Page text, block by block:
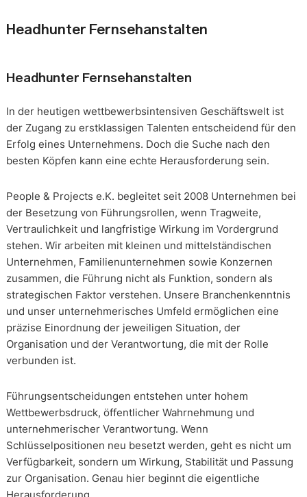
Headhunter Fernsehanstalten
Headhunter Fernsehanstalten
In der heutigen wettbewerbsintensiven Geschäftswelt ist
der Zugang zu erstklassigen Talenten entscheidend für den
Erfolg eines Unternehmens. Doch die Suche nach den
besten Köpfen kann eine echte Herausforderung sein.
People & Projects e.K. begleitet seit 2008 Unternehmen bei
der Besetzung von Führungsrollen, wenn Tragweite,
Vertraulichkeit und langfristige Wirkung im Vordergrund
stehen. Wir arbeiten mit kleinen und mittelständischen
Unternehmen, Familienunternehmen sowie Konzernen
zusammen, die Führung nicht als Funktion, sondern als
strategischen Faktor verstehen. Unsere Branchenkenntnis
und unser unternehmerisches Umfeld ermöglichen eine
präzise Einordnung der jeweiligen Situation, der
Organisation und der Verantwortung, die mit der Rolle
verbunden ist.
Führungsentscheidungen entstehen unter hohem
Wettbewerbsdruck, öffentlicher Wahrnehmung und
unternehmerischer Verantwortung. Wenn
Schlüsselpositionen neu besetzt werden, geht es nicht um
Verfügbarkeit, sondern um Wirkung, Stabilität und Passung
zur Organisation. Genau hier beginnt die eigentliche